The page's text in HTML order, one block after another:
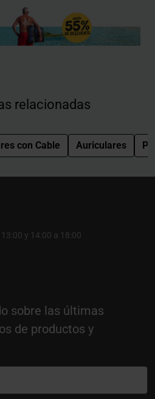
relacionadas
con Cable Auriculares
y 14:00 a 18:00
sobre las últimas
de productos y